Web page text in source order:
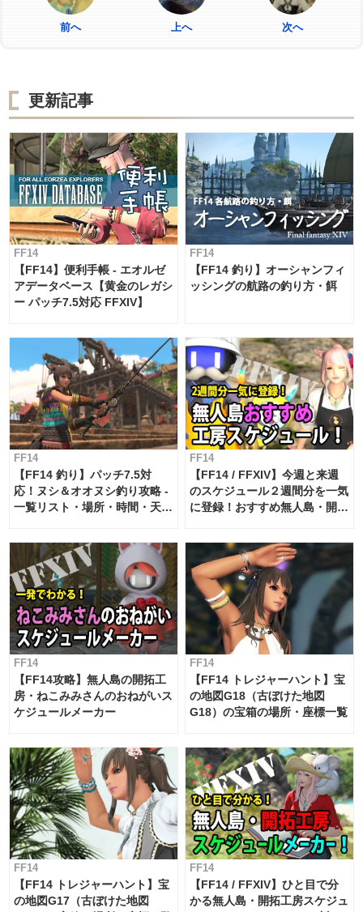
前へ 上へ 次へ
更新記事
FF14
【FF14】便利手帳 - エオルゼ
アデータベース【黄金のレガシ
ー パッチ7.5対応 FFXIV】
FF14
【FF14 釣り】オーシャンフィ
ッシングの航路の釣り方・餌
FF14
【FF14 釣り】パッチ7.5対
応！ヌシ＆オオヌシ釣り攻略 -
一覧リスト・場所・時間・天
FF14
【FF14 / FFXIV】今週と来週
のスケジュール２週間分を一気
に登録！おすすめ無人島・開拓
対応 / 毎週更新中】
FF14
【FF14攻略】無人島の開拓工
房・ねこみみさんのおねがいス
ケジュールメーカー
FF14
【FF14 トレジャーハント】宝
の地図G18（古ぼけた地図
G18）の宝箱の場所・座標一覧
FF14
【FF14 トレジャーハント】宝
の地図G17（古ぼけた地図
FF14
【FF14 / FFXIV】ひと目で分
かる無人島・開拓工房スケジュ